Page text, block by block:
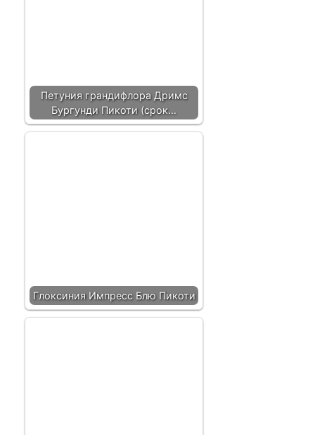
Петуния грандифлора Дримс
Бургунди Пикоти (срок…
Глоксиния Импресс Блю Пикоти